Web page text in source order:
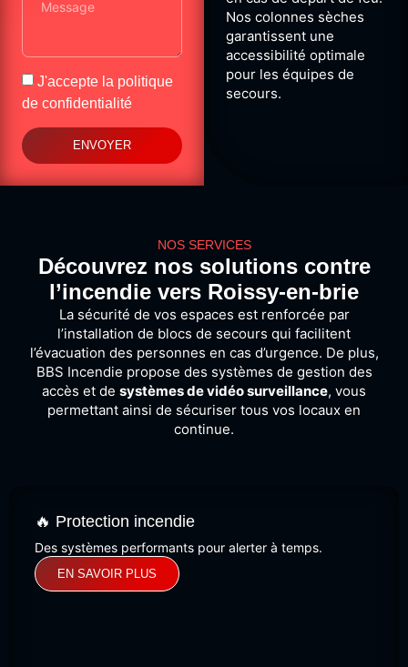
J'accepte la politique
de confidentialité
ENVOYER
Nos colonnes sèches
garantissent une
accessibilité optimale
pour les équipes de
secours.
NOS SERVICES
Découvrez nos solutions contre
l’incendie vers Roissy-en-brie
La sécurité de vos espaces est renforcée par
l’installation de blocs de secours qui facilitent
l’évacuation des personnes en cas d’urgence. De plus,
BBS Incendie propose des systèmes de gestion des
accès et de systèmes de vidéo surveillance, vous
permettant ainsi de sécuriser tous vos locaux en
continue.
🔥 Protection incendie
Des systèmes performants pour alerter à temps.
EN SAVOIR PLUS